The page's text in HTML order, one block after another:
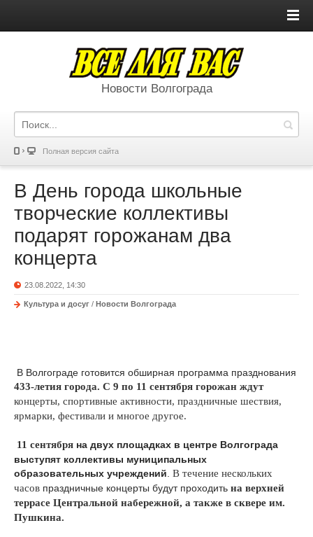
Новости Волгограда
Полная версия сайта
В День города школьные
творческие коллективы
подарят горожанам два
концерта
23.08.2022, 14:30
Культура и досуг / Новости Волгограда
В Волгограде готовится обширная программа празднования
433-летия города. С 9 по 11 сентября горожан ждут
концерты, спортивные активности, праздничные шествия,
ярмарки, фестивали и многое другое.
11 сентября на двух площадках в центре Волгограда
выступят коллективы муниципальных
образовательных учреждений В течение нескольких
часов праздничные концерты будут проходить на верхней
террасе Центральной набережной, а также в сквере им.
Пушкина.